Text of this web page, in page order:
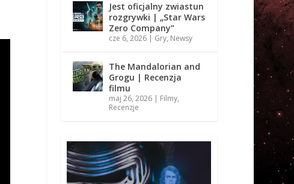
Jest oficjalny zwiastun
rozgrywki | „Star Wars
Zero Company”
cze 6, 2026 | Gry, Newsy
The Mandalorian and
Grogu | Recenzja
filmu
maj 26, 2026 | Filmy,
Recenzje